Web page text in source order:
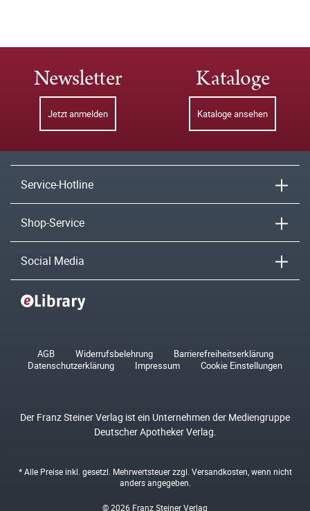
Newsletter
Jetzt anmelden
Kataloge
Kataloge ansehen
Service-Hotline
Shop-Service
Social Media
AGB Widerrufsbelehrung
Barrierefreiheitserklärung
Datenschutzerklärung
Impressum Cookie Einstellungen
Der Franz Steiner Verlag ist ein Unternehmen der Mediengruppe
Deutscher Apotheker Verlag.
* Alle Preise inkl. gesetzl. Mehrwertsteuer zzgl. Versandkosten , wenn nicht
anders angegeben.
© 2026 Franz Steiner Verlag